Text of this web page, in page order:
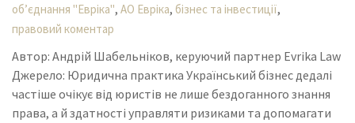
об’єднання "Евріка",АО Евріка, бізнес та інвестиції,
правовий коментар
Автор: Андрій Шабельніков, керуючий партнер Evrika Law
Джерело: Юридична практика Український бізнес дедалі
частіше очікує від юристів не лише бездоганного знання
права, а й здатності управляти ризиками та допомагати